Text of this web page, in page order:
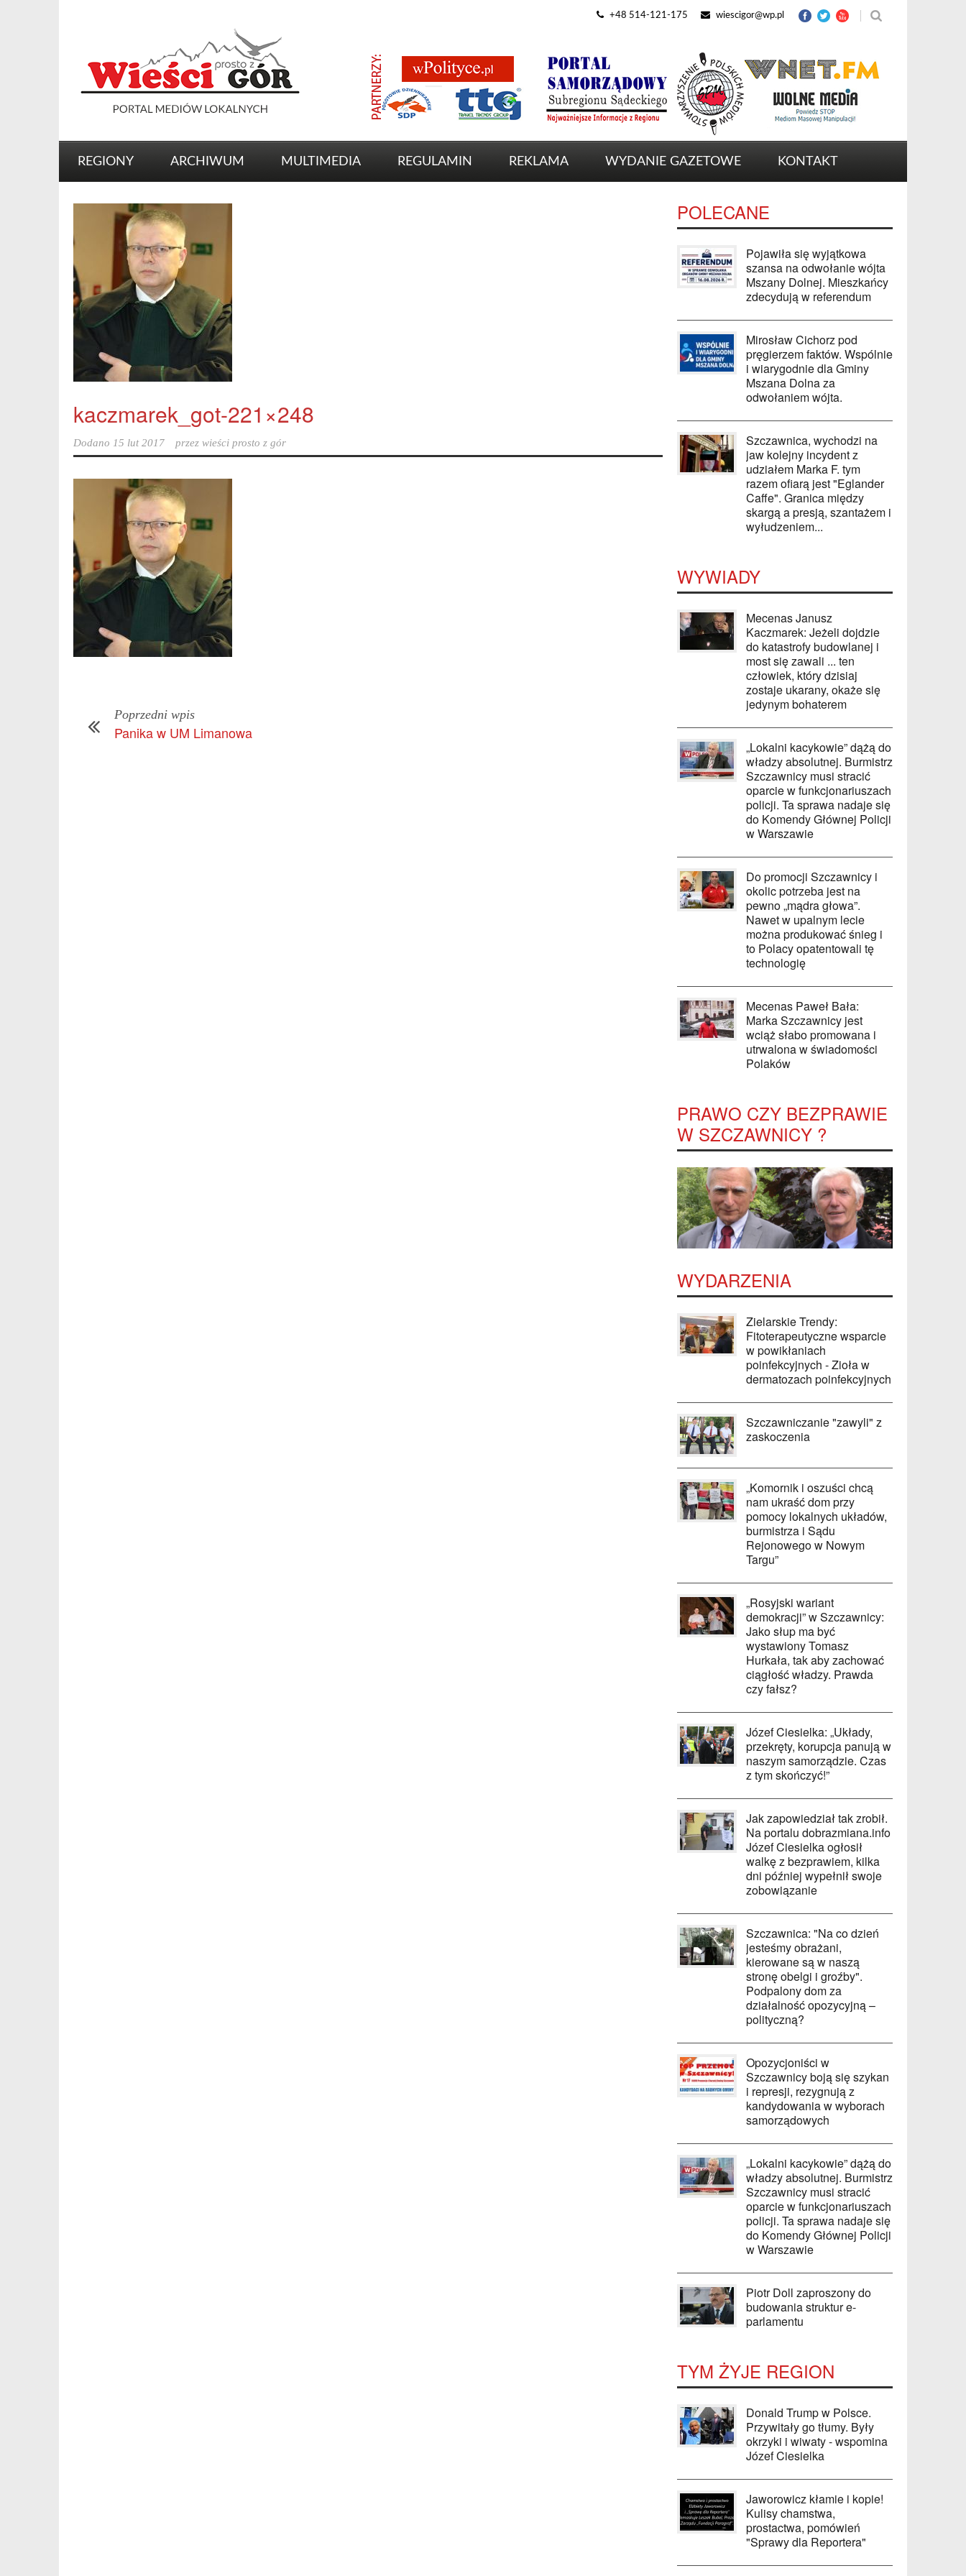
+48 514-121-175 wiescigor@wp.pl
REGIONY ARCHIWUM MULTIMEDIA REGULAMIN REKLAMA WYDANIE GAZETOWE KONTAKT
kaczmarek_got-221×248
Dodano 15 lut 2017 przez wieści prosto z gór
Poprzedni wpis
Panika w UM Limanowa
POLECANE
Pojawiła się wyjątkowa
szansa na odwołanie wójta
Mszany Dolnej. Mieszkańcy
zdecydują w referendum
Mirosław Cichorz pod
pręgierzem faktów. Wspólnie
i wiarygodnie dla Gminy
Mszana Dolna za
odwołaniem wójta.
Szczawnica, wychodzi na
jaw kolejny incydent z
udziałem Marka F. tym
razem ofiarą jest "Eglander
Caffe". Granica między
skargą a presją, szantażem i
wyłudzeniem...
WYWIADY
Mecenas Janusz
Kaczmarek: Jeżeli dojdzie
do katastrofy budowlanej i
most się zawali ... ten
człowiek, który dzisiaj
zostaje ukarany, okaże się
jedynym bohaterem
„Lokalni kacykowie” dążą do
władzy absolutnej. Burmistrz
Szczawnicy musi stracić
oparcie w funkcjonariuszach
policji. Ta sprawa nadaje się
do Komendy Głównej Policji
w Warszawie
Do promocji Szczawnicy i
okolic potrzeba jest na
pewno „mądra głowa”.
Nawet w upalnym lecie
można produkować śnieg i
to Polacy opatentowali tę
technologię
Mecenas Paweł Bała:
Marka Szczawnicy jest
wciąż słabo promowana i
utrwalona w świadomości
Polaków
PRAWO CZY BEZPRAWIE
W SZCZAWNICY ?
WYDARZENIA
Zielarskie Trendy:
Fitoterapeutyczne wsparcie
w powikłaniach
poinfekcyjnych - Zioła w
dermatozach poinfekcyjnych
Szczawniczanie "zawyli" z
zaskoczenia
„Komornik i oszuści chcą
nam ukraść dom przy
pomocy lokalnych układów,
burmistrza i Sądu
Rejonowego w Nowym
Targu”
„Rosyjski wariant
demokracji” w Szczawnicy:
Jako słup ma być
wystawiony Tomasz
Hurkała, tak aby zachować
ciągłość władzy. Prawda
czy fałsz?
Józef Ciesielka: „Układy,
przekręty, korupcja panują w
naszym samorządzie. Czas
z tym skończyć!”
Jak zapowiedział tak zrobił.
Na portalu dobrazmiana.info
Józef Ciesielka ogłosił
walkę z bezprawiem, kilka
dni później wypełnił swoje
zobowiązanie
Szczawnica: "Na co dzień
jesteśmy obrażani,
kierowane są w naszą
stronę obelgi i groźby".
Podpalony dom za
działalność opozycyjną –
polityczną?
Opozycjoniści w
Szczawnicy boją się szykan
i represji, rezygnują z
kandydowania w wyborach
samorządowych
„Lokalni kacykowie” dążą do
władzy absolutnej. Burmistrz
Szczawnicy musi stracić
oparcie w funkcjonariuszach
policji. Ta sprawa nadaje się
do Komendy Głównej Policji
w Warszawie
Piotr Doll zaproszony do
budowania struktur e-
parlamentu
TYM ŻYJE REGION
Donald Trump w Polsce.
Przywitały go tłumy. Były
okrzyki i wiwaty - wspomina
Józef Ciesielka
Jaworowicz kłamie i kopie!
Kulisy chamstwa,
prostactwa, pomówień
"Sprawy dla Reportera"